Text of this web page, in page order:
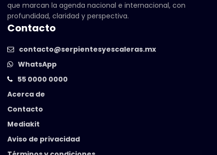
que marcan la agenda nacional e internacional, con
profundidad, claridad y perspectiva.
Contacto
contacto@serpientesyescaleras.mx
WhatsApp
55 0000 0000
Acerca de
Contacto
Mediakit
Aviso de privacidad